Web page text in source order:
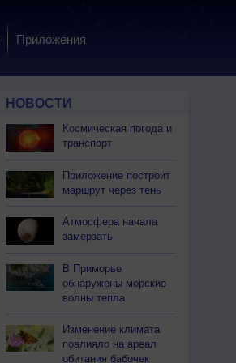
Приложения
НОВОСТИ
Космическая погода и
транспорт
Приложение построит
маршрут через тень
Атмосфера начала
замерзать
В Приморье
обнаружены морские
волны тепла
Изменение климата
повлияло на ареал
обитания бабочек